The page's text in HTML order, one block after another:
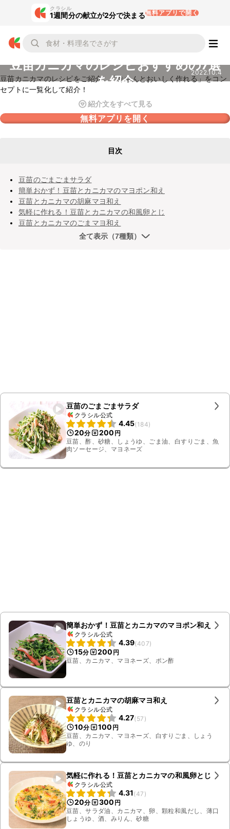
クラシル
1週間分の献立が2分で決まる無料アプリで開く
豆苗カニカマのレシピおすすめの7選
を紹介
2022.10.4
豆苗カニカマのレシピをご紹介。「きちんとおいしく作れる」をコン
セプトに一覧化して紹介！
紹介文をすべて見る
無料アプリを開く
目次
豆苗のごまごまサラダ
簡単おかず！豆苗とカニカマのマヨポン和え
豆苗とカニカマの胡麻マヨ和え
気軽に作れる！豆苗とカニカマの和風卵とじ
豆苗とカニカマのごまマヨ和え
全て表示（7種類）
豆苗のごまごまサラダ
クラシル公式
4.45(184)
20分 200 円
豆苗、酢、砂糖、しょうゆ、ごま油、白すりごま、魚
肉ソーセージ、マヨネーズ
簡単おかず！豆苗とカニカマのマヨポン和え
クラシル公式
4.39(407)
15分 200 円
豆苗、カニカマ、マヨネーズ、ポン酢
豆苗とカニカマの胡麻マヨ和え
クラシル公式
4.27(57 )
10分 100 円
豆苗、カニカマ、マヨネーズ、白すりごま、しょう
ゆ、のり
気軽に作れる！豆苗とカニカマの和風卵とじ
クラシル公式
4.31(47 )
20分 300 円
豆苗、サラダ油、カニカマ、卵、顆粒和風だし、薄口
しょうゆ、酒、みりん、砂糖